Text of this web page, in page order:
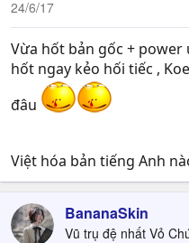
24/6/17
Vừa hốt bản gốc + power
hốt ngay kẻo hối tiếc ,
đâu
Việt hóa bản tiếng Anh
BananaSkin
Vũ trụ đệ nhất Vỏ